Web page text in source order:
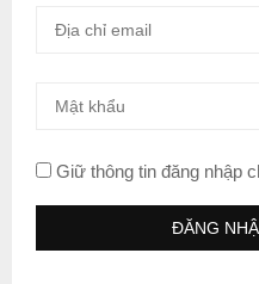
Giữ thông tin đăng nhập